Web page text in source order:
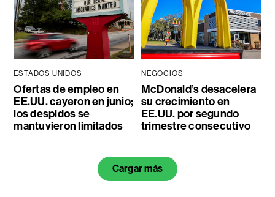
ESTADOS UNIDOS
Ofertas de empleo en
EE.UU. cayeron en junio;
los despidos se
mantuvieron limitados
NEGOCIOS
McDonald’s desacelera
su crecimiento en
EE.UU. por segundo
trimestre consecutivo
Cargar más